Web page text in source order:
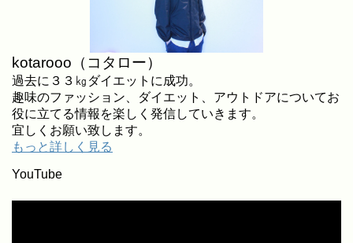
kotarooo（コタロー）
過去に３３㎏ダイエットに成功。
趣味のファッション、ダイエット、アウトドアについてお
役に立てる情報を楽しく発信していきます。
宜しくお願い致します。
もっと詳しく見る
YouTube